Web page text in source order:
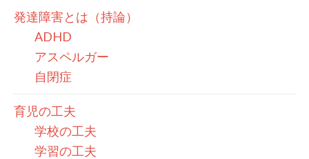
発達障害とは（持論）
ADHD
アスペルガー
自閉症
育児の工夫
学校の工夫
学習の工夫